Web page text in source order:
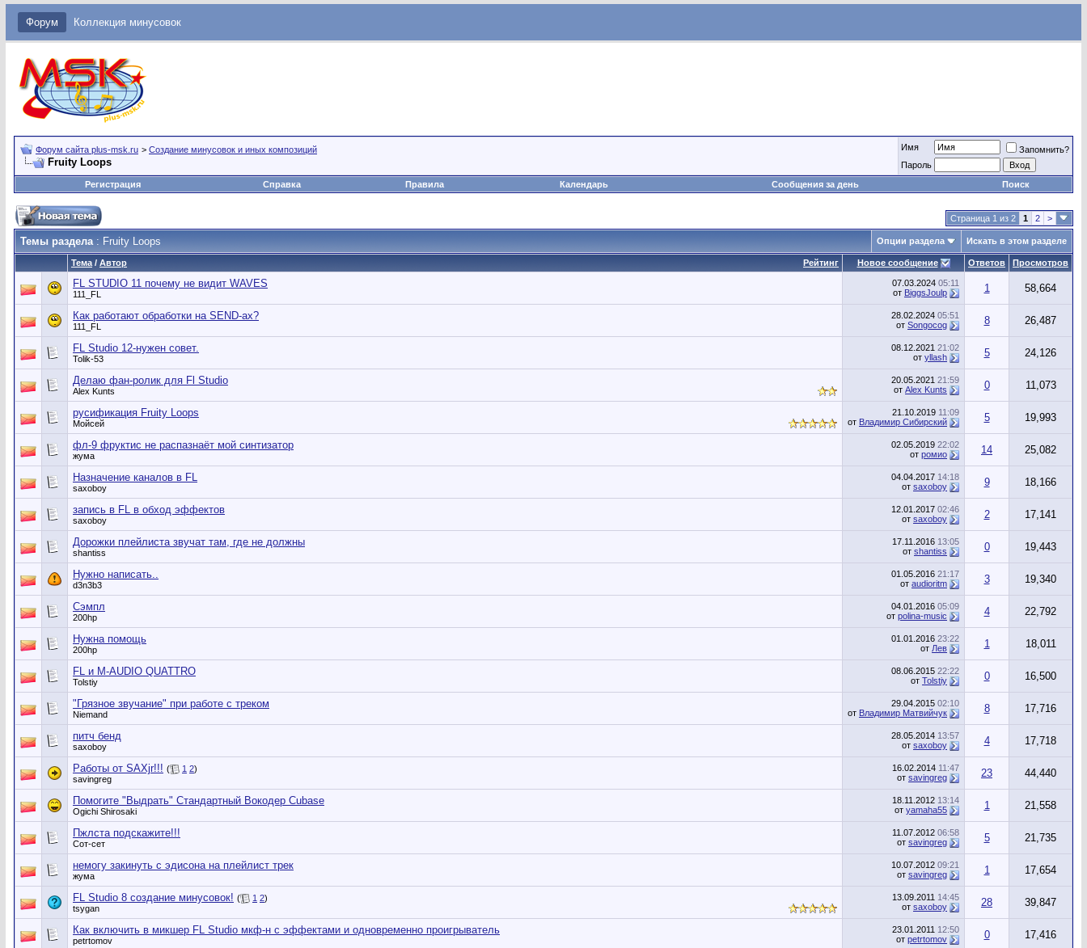
Форум Коллекция минусовок
Форум сайта plus-msk.ru > Создание минусовок и иных композиций
Fruity Loops
Имя
Запомнить?
Пароль
Регистрация
Справка Правила Календарь Сообщения за день Поиск
Страница 1 из 2 1 2 >
Темы раздела: Fruity Loops Опции раздела Искать в этом разделе
Рейтинг
Тема / Автор Новое сообщение Ответов Просмотров
FL STUDIO 11 почему не видит WAVES
111_FL
07.03.2024 05:11
от BiggsJoulp 1 58,664
Как работают обработки на SEND-ах?
111_FL
28.02.2024 05:51
от Songocog 8 26,487
FL Studio 12-нужен совет.
Tolik-53
08.12.2021 21:02
от yllash 5 24,126
Делаю фан-ролик для Fl Studio
Alex Kunts
20.05.2021 21:59
от Alex Kunts 0 11,073
русификация Fruity Loops
Мойсей
21.10.2019 11:09
от Владимир Сибирский 5 19,993
фл-9 фруктис не распазнаёт мой синтизатор
жума
02.05.2019 22:02
от ромио 14 25,082
Назначение каналов в FL
saxoboy
04.04.2017 14:18
от saxoboy 9 18,166
запись в FL в обход эффектов
saxoboy
12.01.2017 02:46
от saxoboy 2 17,141
Дорожки плейлиста звучат там, где не должны
shantiss
17.11.2016 13:05
от shantiss 0 19,443
Нужно написать..
d3n3b3
01.05.2016 21:17
от audioritm 3 19,340
Сэмпл
200hp
04.01.2016 05:09
от polina-music 4 22,792
Нужна помощь
200hp
01.01.2016 23:22
от Лев 1 18,011
FL и M-AUDIO QUATTRO
Tolstiy
08.06.2015 22:22
от Tolstiy 0 16,500
"Грязное звучание" при работе с треком
Niemand
29.04.2015 02:10
от Владимир Матвийчук 8 17,716
питч бенд
saxoboy
28.05.2014 13:57
от saxoboy 4 17,718
Работы от SAXjr!!! ( 1 2)
savingreg
16.02.2014 11:47
от savingreg 23 44,440
Помогите "Выдрать" Стандартный Вокодер Cubase
Ogichi Shirosaki
18.11.2012 13:14
от yamaha55 1 21,558
Пжлста подскажите!!!
Сот-сет
11.07.2012 06:58
от savingreg 5 21,735
немогу закинуть с эдисона на плейлист трек
жума
10.07.2012 09:21
от savingreg 1 17,654
FL Studio 8 создание минусовок! ( 1 2)
tsygan
13.09.2011 14:45
от saxoboy 28 39,847
Как включить в микшер FL Studio мкф-н с эффектами и одновременно проигрыватель
petrtomov
23.01.2011 12:50
от petrtomov 0 17,416